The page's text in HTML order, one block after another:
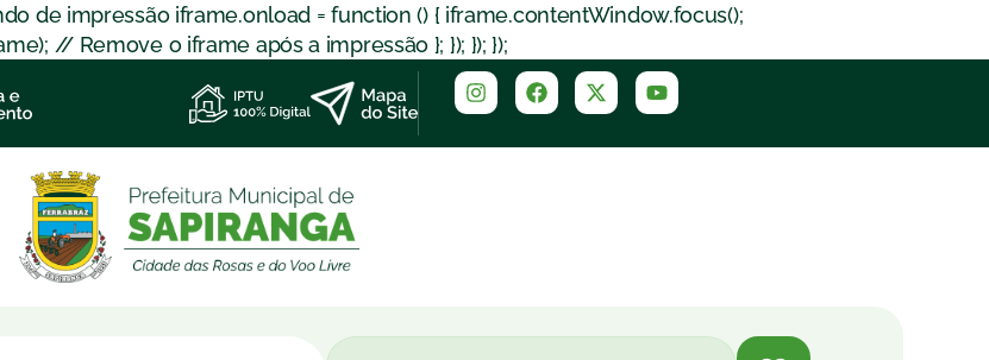
de impressão iframe.onload = function () { iframe.contentWindow.focus();
// Remove o iframe após a impressão }; }); }); });